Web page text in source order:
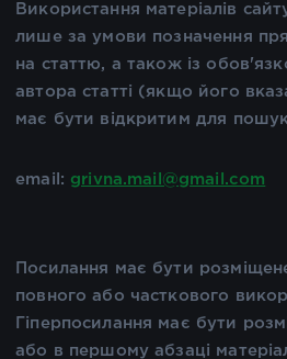
Використання матеріалів
лише за умови позначення
на статтю, а також із
автора статті (якщо його
має бути відкритим для
email: grivna.mail@gmail.com
Посилання має бути
повного або часткового
Гіперпосилання має бути
або в першому абзаці